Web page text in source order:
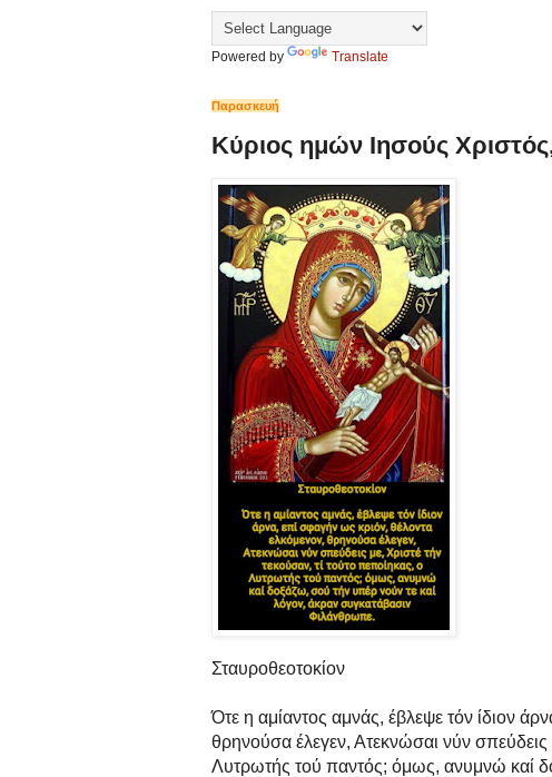
Powered by Translate
Παρασκευή
Κύριος ημών Ιησούς
Σταυροθεοτοκίον
Ότε η αμίαντος αμνάς, έβλεψε τόν ίδιον
θρηνούσα έλεγεν, Ατεκνώσαι νύν σπεύδεις
Λυτρωτής τού παντός; όμως, ανυμνώ καί